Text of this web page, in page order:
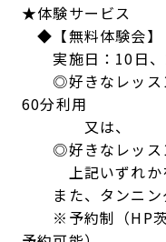
★体験サービス
◆【無料体験会】
実施日：10日、
◎好きなレッス
60分利用
又は、
◎好きなレッス
上記いずれか
また、タンニン
※予約制（HP茨